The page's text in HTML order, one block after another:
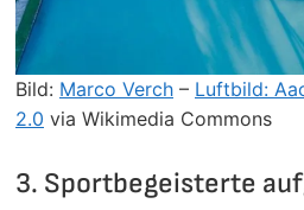
Bild: Marco Verch – Luftbild:
2.0 via Wikimedia Commons
3. Sportbegeisterte